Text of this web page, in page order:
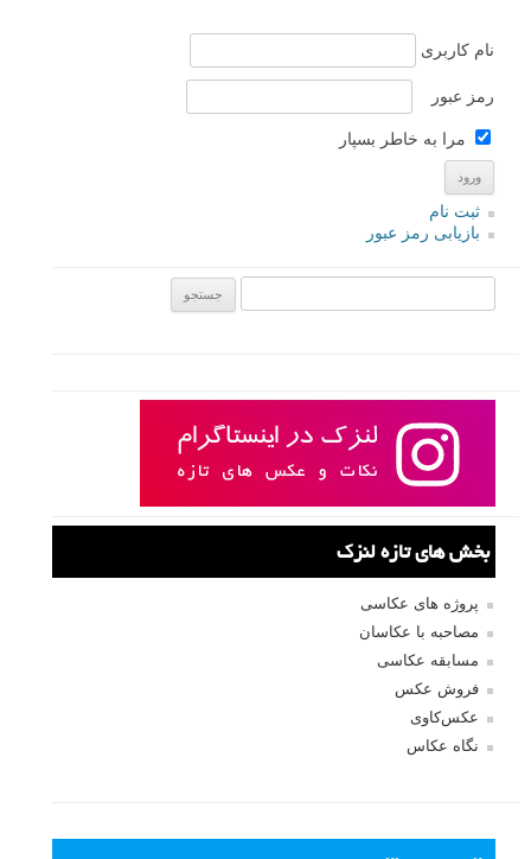
نام کاربری
رمز عبور
مرا به خاطر بسپار
ثبت نام
بازیابی رمز عبور
بخش های تازه لنزک
پروژه های عکاسی
مصاحبه با عکاسان
مسابقه عکاسی
فروش عکس
عکس‌کاوی
نگاه عکاس